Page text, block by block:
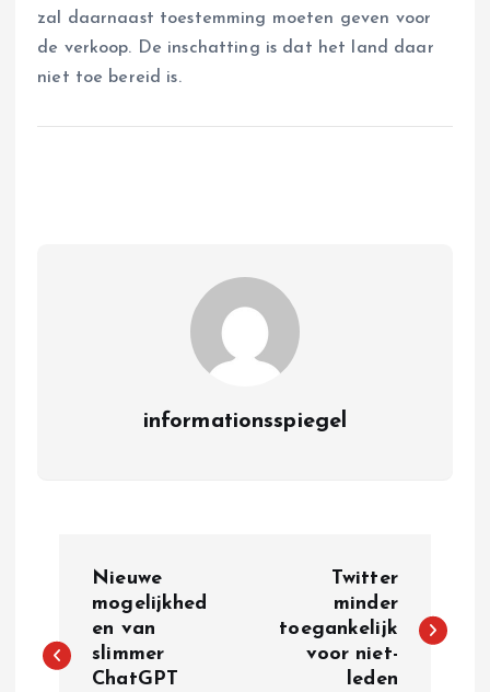
zal daarnaast toestemming moeten geven voor
de verkoop. De inschatting is dat het land daar
niet toe bereid is.
informationsspiegel
s
Nieuwe
mogelijkhed
en van
slimmer
ChatGPT
Twitter
minder
toegankelijk
voor niet-
leden